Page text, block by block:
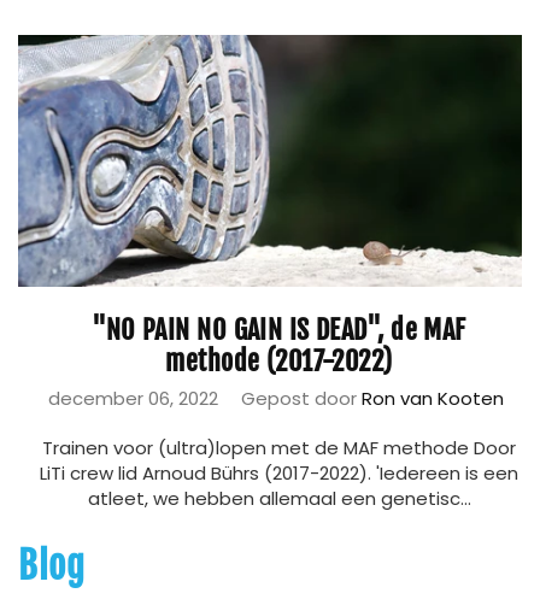
"NO PAIN NO GAIN IS DEAD", de MAF
methode (2017-2022)
december 06, 2022 Gepost doorRon van Kooten
Trainen voor (ultra)lopen met de MAF methode Door
LiTi crew lid Arnoud Bührs (2017-2022). 'Iedereen is een
atleet, we hebben allemaal een genetisc...
Blog